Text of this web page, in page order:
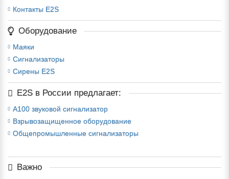
Контакты E2S
Оборудование
Маяки
Сигнализаторы
Сирены E2S
E2S в России предлагает:
A100 звуковой сигнализатор
Взрывозащищенное оборудование
Общепромышленные сигнализаторы
Важно